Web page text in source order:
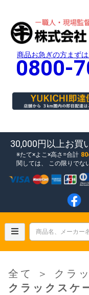
商品お急ぎの方まず
0800-
30,000円以上お買
たて×よこ×高さ=合計
関しては、
この限りでな
全て ＞ クラ
クラックスケ